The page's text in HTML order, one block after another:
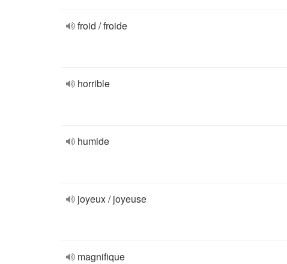
froid / froide
horrible
humide
joyeux / joyeuse
magnifique